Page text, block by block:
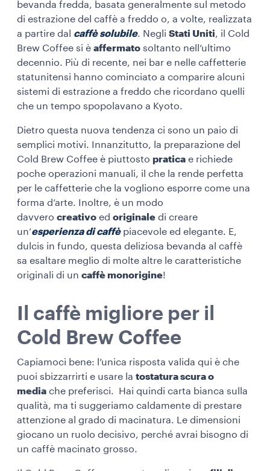
bevanda fredda, basata generalmente sul metodo
di estrazione del caffè a freddo o, a volte, realizzata
a partire dal caffè solubile. Negli Stati Uniti, il Cold
Brew Coffee si è affermato soltanto nell’ultimo
decennio. Più di recente, nei bar e nelle caffetterie
statunitensi hanno cominciato a comparire alcuni
sistemi di estrazione a freddo che ricordano quelli
che un tempo spopolavano a Kyoto.
Dietro questa nuova tendenza ci sono un paio di
semplici motivi. Innanzitutto, la preparazione del
Cold Brew Coffee è piuttosto pratica e richiede
poche operazioni manuali, il che la rende perfetta
per le caffetterie che la vogliono esporre come una
forma d’arte. Inoltre, è un modo
davvero creativo ed originale di creare
un’esperienza di caffèpiacevole ed elegante. E,
dulcis in fundo, questa deliziosa bevanda al caffè
sa esaltare meglio di molte altre le caratteristiche
originali di un caffè monorigine!
Il caffè migliore per il
Cold Brew Coffee
Capiamoci bene: l’unica risposta valida qui è che
puoi sbizzarrirti e usare la tostatura scura o
media che preferisci. Hai quindi carta bianca sulla
qualità, ma ti suggeriamo caldamente di prestare
attenzione al grado di macinatura. Le dimensioni
giocano un ruolo decisivo, perché avrai bisogno di
un caffè macinato grosso.